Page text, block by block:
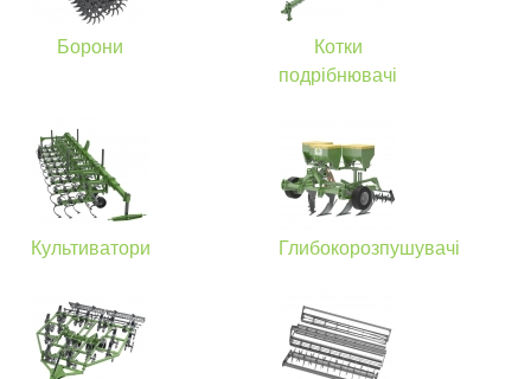
Борони
Котки
подрібнювачі
Культиватори Глибокорозпушувачі